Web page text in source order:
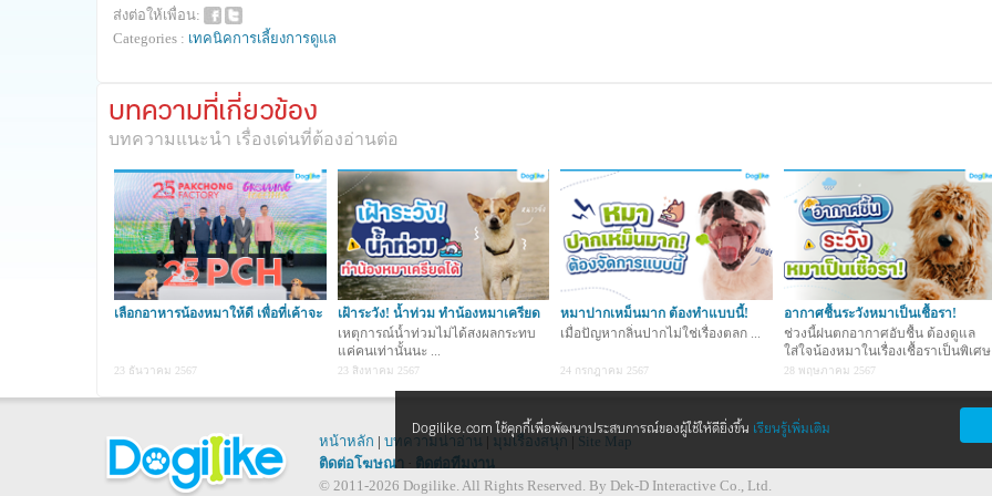
ส่งต่อให้เพื่อน:
Categories : เทคนิคการเลี้ยงการดูแล
บทความที่เกี่ยวข้อง
บทความแนะนำ เรื่องเด่นที่ต้องอ่านต่อ
เลือกอาหารน้องหมาให้ดี เพื่อที่เค้าจะ
23 ธันวาคม 2567
เฝ้าระวัง! น้ำท่วม ทำน้องหมาเครียด
ได้
เหตุการณ์น้ำท่วมไม่ได้สงผลกระทบ
แค่คนเท่านั้นนะ ...
23 สิงหาคม 2567
หมาปากเหม็นมาก ต้องทำแบบนี้!
เมื่อปัญหากลิ่นปากไม่ใช่เรื่องตลก ...
24 กรกฎาคม 2567
อากาศชื้นระวังหมาเป็นเชื้อรา!
ช่วงนี้ฝนตกอากาศอับชื้น ต้องดูแล
ใส่ใจน้องหมาในเรื่องเชื้อราเป็นพิเศษ
น้า
28 พฤษภาคม 2567
หน้าหลัก | บทความน่าอ่าน มุมเรื่องสนุก
Site Map
ติดต่อโฆษณา · ติดต่อทีมงาน
© 2011-2026 Dogilike. All Rights Reserved. By Dek-D Interactive Co., Ltd.
Dogilike.com ใช้คุกกี้เพื่อพัฒนาประสบการณ์ของผู้ใช้ให้ดียิ่งขึ้น เรียนรู้เพิ่มเติม